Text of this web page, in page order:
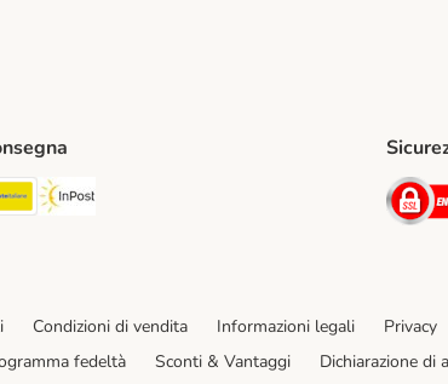
Method
Poste Italiane. Shipping Method
Condizioni di vendita Informazioni legali Privacy
fedeltà Sconti & Vantaggi Dichiarazione di